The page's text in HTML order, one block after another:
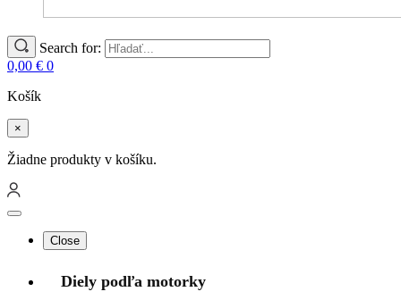
Search for:
0,00 € 0
Košík
×
Žiadne produkty v košíku.
Close
Diely podľa motorky